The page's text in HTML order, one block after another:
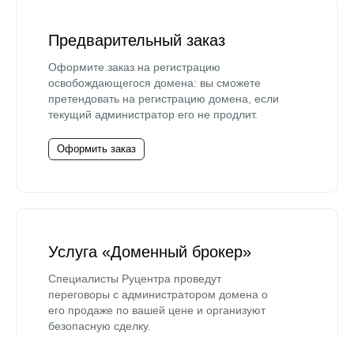
Предварительный заказ
Оформите заказ на регистрацию
освобождающегося домена: вы сможете
претендовать на регистрацию домена, если
текущий администратор его не продлит.
Оформить заказ
Услуга «Доменный брокер»
Специалисты Руцентра проведут
переговоры с администратором домена о
его продаже по вашей цене и организуют
безопасную сделку.